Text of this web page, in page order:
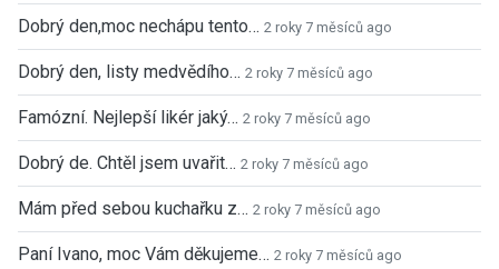
Dobrý den,moc nechápu tento… 2 roky 7 měsíců ago
Dobrý den, listy medvědího… 2 roky 7 měsíců ago
Famózní. Nejlepší likér jaký… 2 roky 7 měsíců ago
Dobrý de. Chtěl jsem uvařit… 2 roky 7 měsíců ago
Mám před sebou kuchařku z… 2 roky 7 měsíců ago
Paní Ivano, moc Vám děkujeme… 2 roky 7 měsíců ago